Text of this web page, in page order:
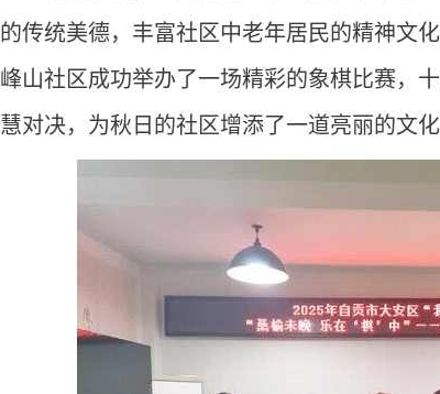
的传统美德，丰富社区中老年居民的精神文
峰山社区成功举办了一场精彩的象棋比赛，
慧对决，为秋日的社区增添了一道亮丽的文化